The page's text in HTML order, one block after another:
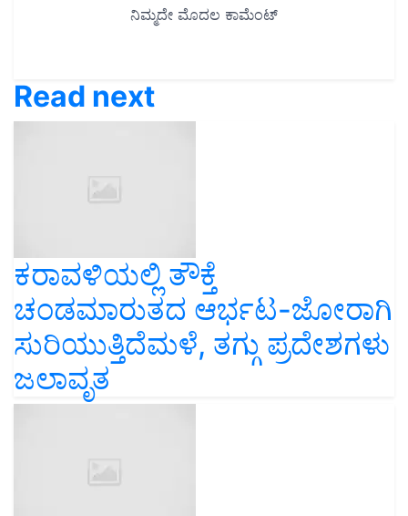
ಕರಾವಳಿಯಲ್ಲಿ ತೌಕ್ತೆ
ಚಂಡಮಾರುತದ ಆರ್ಭಟ-ಜೋರಾಗಿ
ಸುರಿಯುತ್ತಿದೆಮಳೆ, ತಗ್ಗು ಪ್ರದೇಶಗಳು
ಜಲಾವೃತ